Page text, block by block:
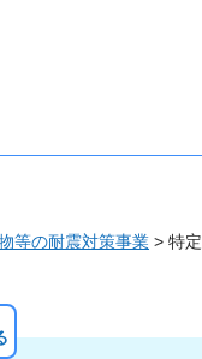
等の耐震対策事業 > 特